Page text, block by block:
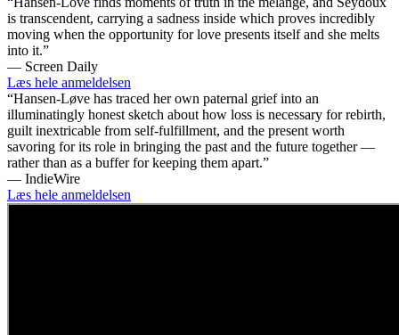
is transcendent, carrying a sadness inside which proves incredibly
moving when the opportunity for love presents itself and she melts
into it.”
— Screen Daily
Læs hele anmeldelsen
“Hansen-Løve has traced her own paternal grief into an
illuminatingly honest sketch about how loss is necessary for rebirth,
guilt inextricable from self-fulfillment, and the present worth
savoring for its role in bringing the past and the future together —
rather than as a buffer for keeping them apart.”
— IndieWire
Læs hele anmeldelsen